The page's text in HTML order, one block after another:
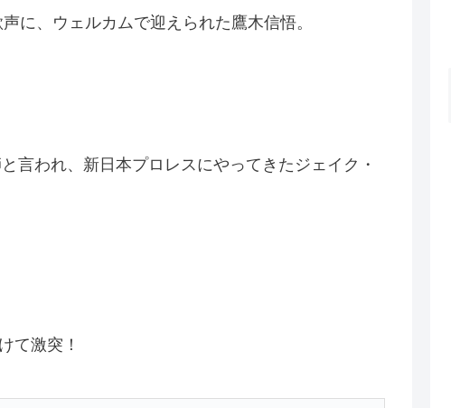
に、ウェルカムで迎えられた鷹木信悟。
言われ、新日本プロレスにやってきたジェイク・
て激突！